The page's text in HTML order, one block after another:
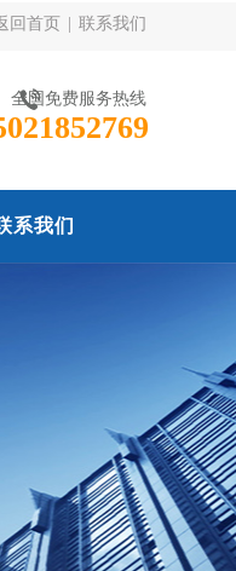
回首页 联系我们
全国免费服务热线
系我们